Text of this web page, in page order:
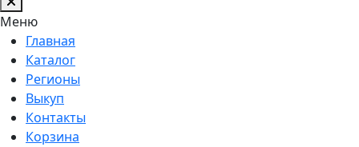
Меню
Главная
Каталог
Регионы
Выкуп
Контакты
Корзина